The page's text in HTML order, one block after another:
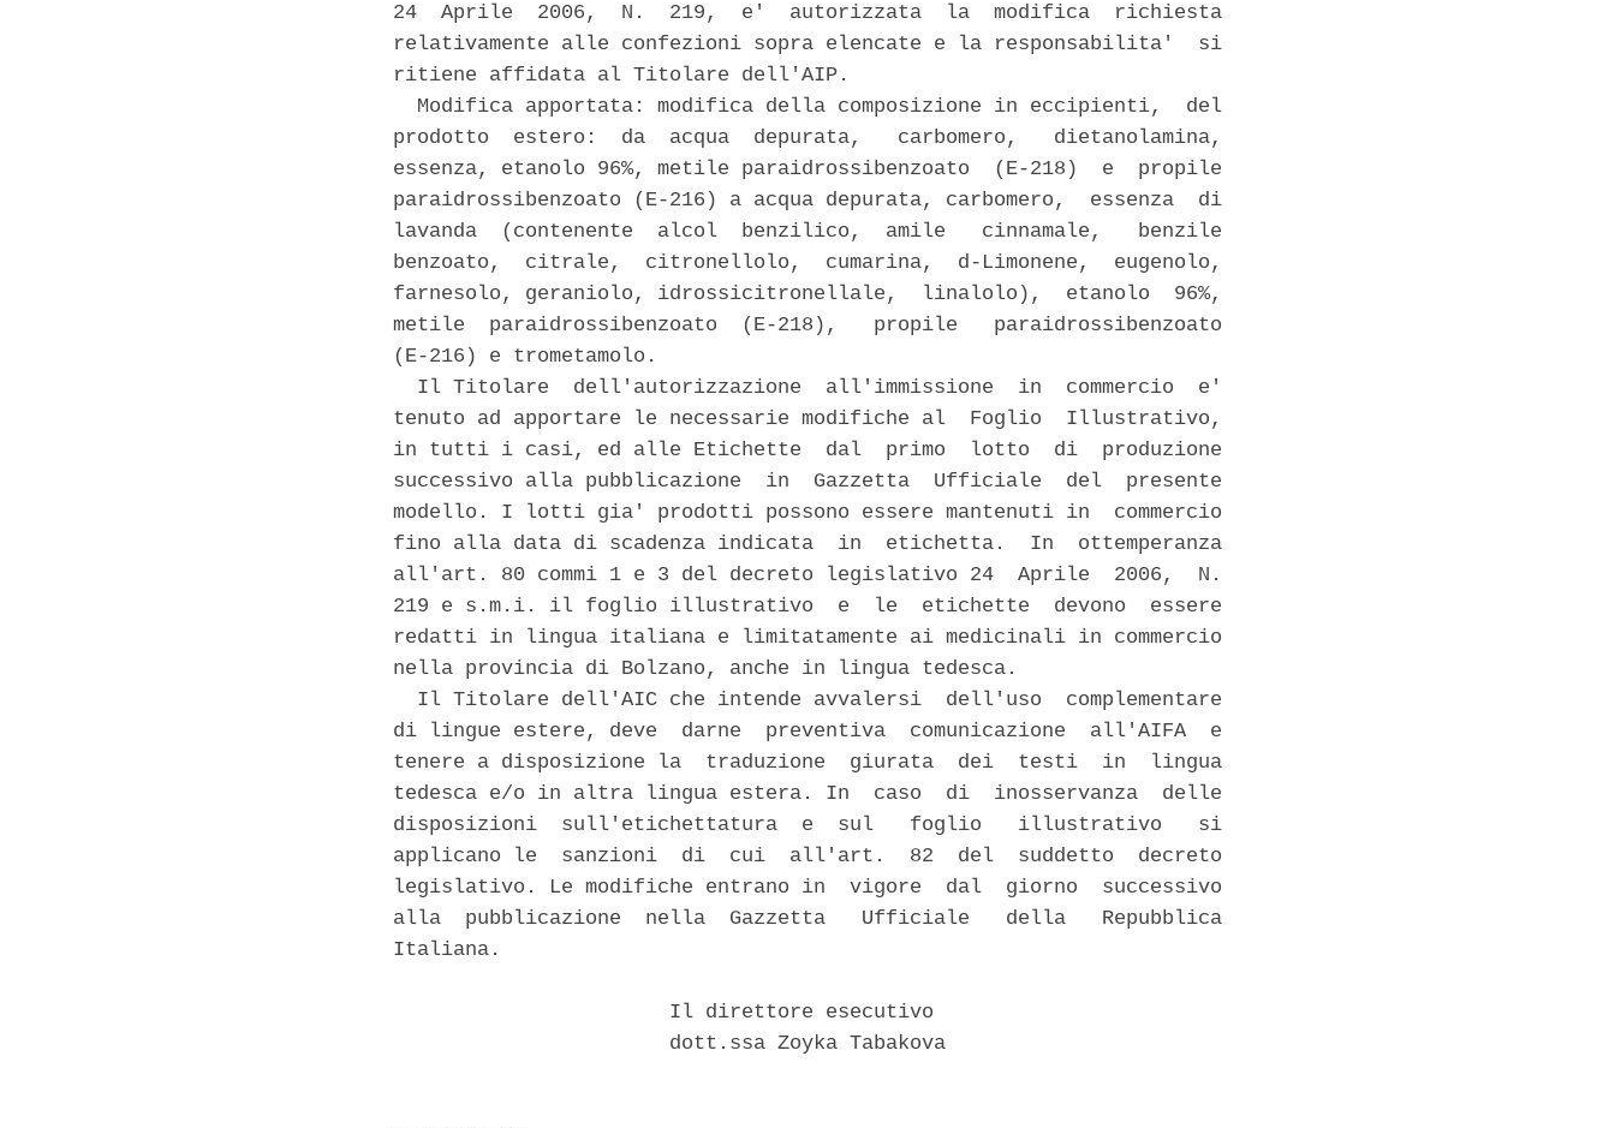
24  Aprile  2006,  N.  219,  e'  autorizzata  la  modifica  richiesta
relativamente alle confezioni sopra elencate e la responsabilita'  si
ritiene affidata al Titolare dell'AIP.
  Modifica apportata: modifica della composizione in eccipienti,  del
prodotto  estero:  da  acqua  depurata,   carbomero,   dietanolamina,
essenza, etanolo 96%, metile paraidrossibenzoato  (E-218)  e  propile
paraidrossibenzoato (E-216) a acqua depurata, carbomero,  essenza  di
lavanda  (contenente  alcol  benzilico,  amile   cinnamale,   benzile
benzoato,  citrale,  citronellolo,  cumarina,  d-Limonene,  eugenolo,
farnesolo, geraniolo, idrossicitronellale,  linalolo),  etanolo  96%,
metile  paraidrossibenzoato  (E-218),   propile   paraidrossibenzoato
(E-216) e trometamolo.
  Il Titolare  dell'autorizzazione  all'immissione  in  commercio  e'
tenuto ad apportare le necessarie modifiche al  Foglio  Illustrativo,
in tutti i casi, ed alle Etichette  dal  primo  lotto  di  produzione
successivo alla pubblicazione  in  Gazzetta  Ufficiale  del  presente
modello. I lotti gia' prodotti possono essere mantenuti in  commercio
fino alla data di scadenza indicata  in  etichetta.  In  ottemperanza
all'art. 80 commi 1 e 3 del decreto legislativo 24  Aprile  2006,  N.
219 e s.m.i. il foglio illustrativo  e  le  etichette  devono  essere
redatti in lingua italiana e limitatamente ai medicinali in commercio
nella provincia di Bolzano, anche in lingua tedesca.
  Il Titolare dell'AIC che intende avvalersi  dell'uso  complementare
di lingue estere, deve  darne  preventiva  comunicazione  all'AIFA  e
tenere a disposizione la  traduzione  giurata  dei  testi  in  lingua
tedesca e/o in altra lingua estera. In  caso  di  inosservanza  delle
disposizioni  sull'etichettatura  e  sul   foglio   illustrativo   si
applicano le  sanzioni  di  cui  all'art.  82  del  suddetto  decreto
legislativo. Le modifiche entrano in  vigore  dal  giorno  successivo
alla  pubblicazione  nella  Gazzetta   Ufficiale   della   Repubblica
Italiana.
                       Il direttore esecutivo
                       dott.ssa Zoyka Tabakova